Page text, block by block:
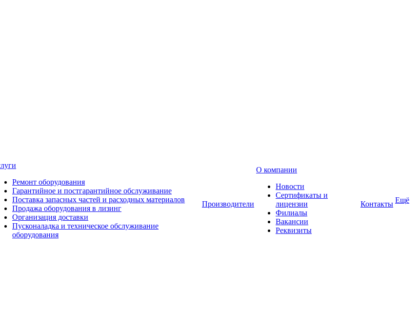
Ремонт оборудования
Гарантийное и постгарантийное обслуживание
Поставка запасных частей и расходных материалов
Продажа оборудования в лизинг
Организация доставки
Пусконаладка и техническое обслуживание
оборудования
Производители
О компании
Новости
Сертификаты и
лицензии
Филиалы
Вакансии
Реквизиты
Контакты Ещё